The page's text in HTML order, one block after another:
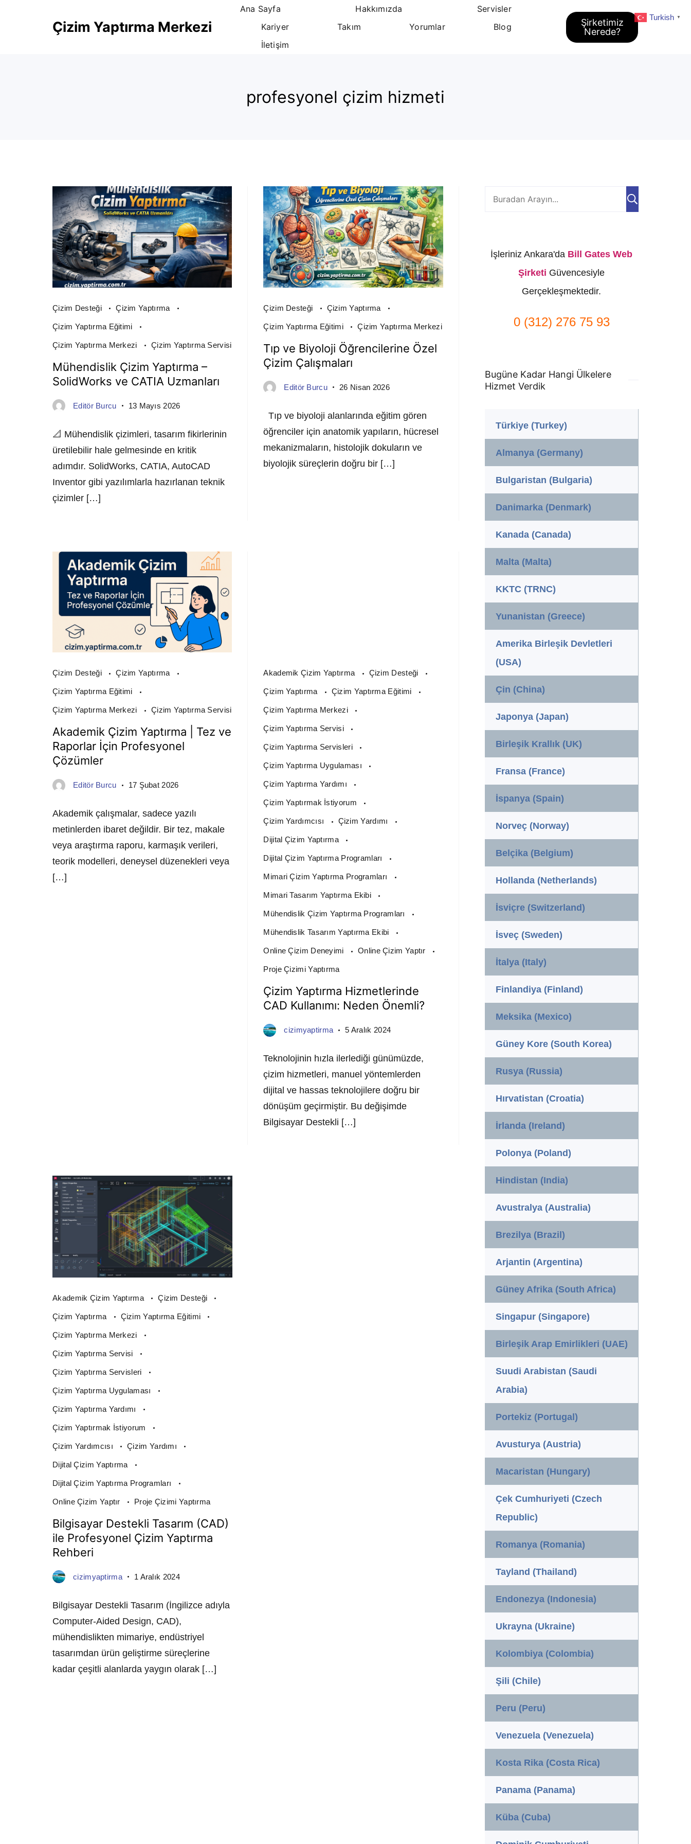
Çizim Yaptırma Merkezi
Ana Sayfa Hakkımızda
Servisler
Kariyer
Takım Yorumlar
Blog
İletişim
Şirketimiz
Nerede?
profesyonel çizim hizmeti
Çizim Desteği Çizim Yaptırma
Çizim Yaptırma Eğitimi
Çizim Yaptırma Merkezi Çizim Yaptırma Servisi
Mühendislik Çizim Yaptırma –
SolidWorks ve CATIA Uzmanları
Editör Burcu 13 Mayıs 2026
📐 Mühendislik çizimleri, tasarım fikirlerinin
üretilebilir hale gelmesinde en kritik
adımdır. SolidWorks, CATIA, AutoCAD
Inventor gibi yazılımlarla hazırlanan teknik
çizimler […]
Çizim Desteği Çizim Yaptırma
Çizim Yaptırma Eğitimi Çizim Yaptırma Merkezi
Tıp ve Biyoloji Öğrencilerine Özel
Çizim Çalışmaları
Editör Burcu 26 Nisan 2026
Tıp ve biyoloji alanlarında eğitim gören
öğrenciler için anatomik yapıların, hücresel
mekanizmaların, histolojik dokuların ve
biyolojik süreçlerin doğru bir […]
Çizim Desteği Çizim Yaptırma
Çizim Yaptırma Eğitimi
Çizim Yaptırma Merkezi Çizim Yaptırma Servisi
Akademik Çizim Yaptırma | Tez ve
Raporlar İçin Profesyonel
Çözümler
Editör Burcu 17 Şubat 2026
Akademik çalışmalar, sadece yazılı
metinlerden ibaret değildir. Bir tez, makale
veya araştırma raporu, karmaşık verileri,
teorik modelleri, deneysel düzenekleri veya
[…]
Akademik Çizim Yaptırma Çizim Desteği
Çizim Yaptırma Çizim Yaptırma Eğitimi
Çizim Yaptırma Merkezi
Çizim Yaptırma Servisi
Çizim Yaptırma Servisleri
Çizim Yaptırma Uygulaması
Çizim Yaptırma Yardımı
Çizim Yaptırmak İstiyorum
Çizim Yardımcısı Çizim Yardımı
Dijital Çizim Yaptırma
Dijital Çizim Yaptırma Programları
Mimari Çizim Yaptırma Programları
Mimari Tasarım Yaptırma Ekibi
Mühendislik Çizim Yaptırma Programları
Mühendislik Tasarım Yaptırma Ekibi
Online Çizim Deneyimi Online Çizim Yaptır
Proje Çizimi Yaptırma
Çizim Yaptırma Hizmetlerinde
CAD Kullanımı: Neden Önemli?
cizimyaptirma 5 Aralık 2024
Teknolojinin hızla ilerlediği günümüzde,
çizim hizmetleri, manuel yöntemlerden
dijital ve hassas teknolojilere doğru bir
dönüşüm geçirmiştir. Bu değişimde
Bilgisayar Destekli […]
Akademik Çizim Yaptırma Çizim Desteği
Çizim Yaptırma Çizim Yaptırma Eğitimi
Çizim Yaptırma Merkezi
Çizim Yaptırma Servisi
Çizim Yaptırma Servisleri
Çizim Yaptırma Uygulaması
Çizim Yaptırma Yardımı
Çizim Yaptırmak İstiyorum
Çizim Yardımcısı Çizim Yardımı
Dijital Çizim Yaptırma
Dijital Çizim Yaptırma Programları
Online Çizim Yaptır Proje Çizimi Yaptırma
Bilgisayar Destekli Tasarım (CAD)
ile Profesyonel Çizim Yaptırma
Rehberi
cizimyaptirma 1 Aralık 2024
Bilgisayar Destekli Tasarım (İngilizce adıyla
Computer-Aided Design, CAD),
mühendislikten mimariye, endüstriyel
tasarımdan ürün geliştirme süreçlerine
kadar çeşitli alanlarda yaygın olarak […]
İşleriniz Ankara'da Bill Gates Web
Şirketi Güvencesiyle
Gerçekleşmektedir.
0 (312) 276 75 93
Bugüne Kadar Hangi Ülkelere
Hizmet Verdik
Türkiye (Turkey)
Almanya (Germany)
Bulgaristan (Bulgaria)
Danimarka (Denmark)
Kanada (Canada)
Malta (Malta)
KKTC (TRNC)
Yunanistan (Greece)
Amerika Birleşik Devletleri
(USA)
Çin (China)
Japonya (Japan)
Birleşik Krallık (UK)
Fransa (France)
İspanya (Spain)
Norveç (Norway)
Belçika (Belgium)
Hollanda (Netherlands)
İsviçre (Switzerland)
İsveç (Sweden)
İtalya (Italy)
Finlandiya (Finland)
Meksika (Mexico)
Güney Kore (South Korea)
Rusya (Russia)
Hırvatistan (Croatia)
İrlanda (Ireland)
Polonya (Poland)
Hindistan (India)
Avustralya (Australia)
Brezilya (Brazil)
Arjantin (Argentina)
Güney Afrika (South Africa)
Singapur (Singapore)
Birleşik Arap Emirlikleri (UAE)
Suudi Arabistan (Saudi
Arabia)
Portekiz (Portugal)
Avusturya (Austria)
Macaristan (Hungary)
Çek Cumhuriyeti (Czech
Republic)
Romanya (Romania)
Tayland (Thailand)
Endonezya (Indonesia)
Ukrayna (Ukraine)
Kolombiya (Colombia)
Şili (Chile)
Peru (Peru)
Venezuela (Venezuela)
Kosta Rika (Costa Rica)
Panama (Panama)
Küba (Cuba)
Turkish ▼